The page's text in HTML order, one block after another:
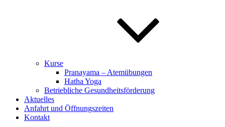
Kurse
Pranayama – Atemübungen
Hatha Yoga
Betriebliche Gesundheitsförderung
Aktuelles
Anfahrt und Öffnungszeiten
Kontakt